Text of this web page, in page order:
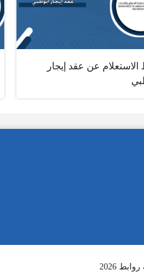
الاستعلام عن عقد إيجار
2026